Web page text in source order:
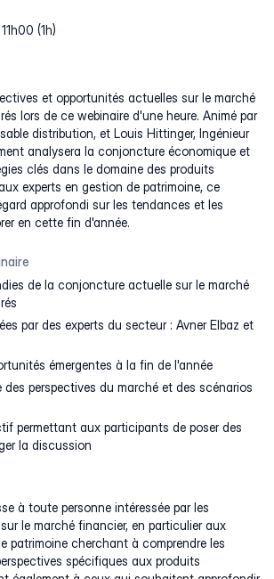
(1h)
et opportunités actuelles sur le marché
lors de ce webinaire d'une heure. Animé par
distribution, et Louis Hittinger, Ingénieur
analysera la conjoncture économique et
clés dans le domaine des produits
experts en gestion de patrimoine, ce
approfondi sur les tendances et les
en cette fin d'année.
de la conjoncture actuelle sur le marché
par des experts du secteur : Avner Elbaz et
émergentes à la fin de l'année
des perspectives du marché et des scénarios
permettant aux participants de poser des
la discussion
à toute personne intéressée par les
le marché financier, en particulier aux
patrimoine cherchant à comprendre les
spécifiques aux produits